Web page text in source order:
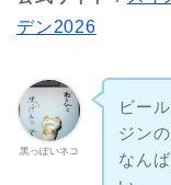
デン2026
黒っぽいネコ
ビー
ジン
なん